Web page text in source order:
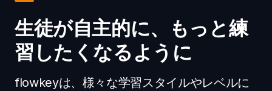
生徒が自主的に、もっと練
習したくなるように
flowkeyは、様々な学習スタイルやレベルに